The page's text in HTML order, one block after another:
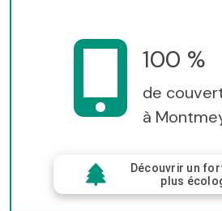
100 %
de
à
Découvrir un
plus